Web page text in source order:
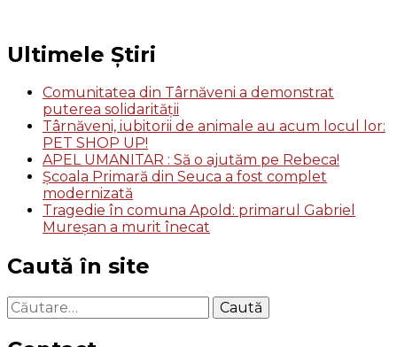
Ultimele Știri
Comunitatea din Târnăveni a demonstrat
puterea solidarității
Târnăveni, iubitorii de animale au acum locul lor:
PET SHOP UP!
APEL UMANITAR : Să o ajutăm pe Rebeca!
Școala Primară din Seuca a fost complet
modernizată
Tragedie în comuna Apold: primarul Gabriel
Mureșan a murit înecat
Caută în site
Caută
după: